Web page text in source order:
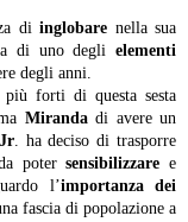
diinglobare nella sua
di uno deglielementi
degli anni.
forti di questa sesta
Mirandadi avere un
. ha deciso di trasporre
potersensibilizzare e
l’importanza dei
fascia di popolazione a